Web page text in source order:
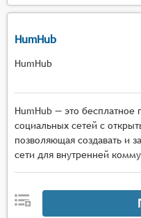
HumHub
HumHub
HumHub — это
социальных сетей с
позволяющая создавать и
сети для внутренней